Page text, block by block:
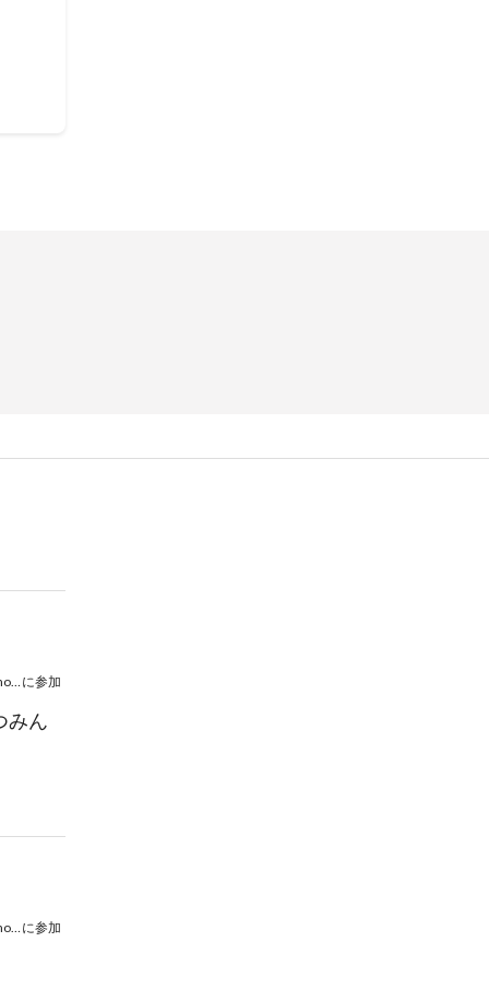
井上佳弥乃×沼本睦実 Flute & Soprano Recital に参加
みん
井上佳弥乃×沼本睦実 Flute & Soprano Recital に参加